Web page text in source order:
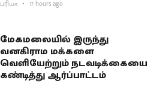
ப்ரியா 17 hours ago
மேகமலையில் இருந்து
வனகிராம மக்களை
வெளியேற்றும் நடவடிக்கையை
கண்டித்து ஆர்ப்பாட்டம்